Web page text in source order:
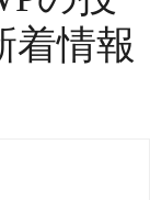
着情報